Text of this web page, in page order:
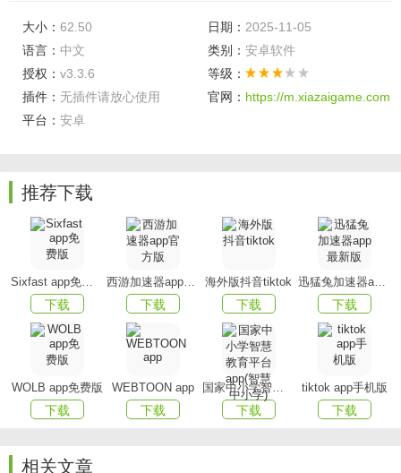
松办结；服务网点随心查，去哪办一键可知
便民资讯
：发布玉环市民卡官方资讯，通知快讯早知
道，便民服务早享受
便民玉环最新版特色
车。
【便民服务】
提供城区公交、公共自行车网点查询、服
务网点查询等多种便民服务。
【市民卡充值】提供玉环市民卡的在线充值功能。
【公告】 提供政务信息、热点新闻等相关公告。
如何申请市民卡
可去市民卡服务中心及授权的银行、商场申请办理，以
下是市民卡办理流程：
大小： 62.50 日期： 2025-11-05
语言： 中文 类别： 安卓软件
授权： v3.3.6
等级：
插件： 无插件请放心使用 官网： https://m.xiazaigame.com
平台： 安卓
推荐下载
Sixfast app免费版
下载
西游加速器app官方版
下载
海外版抖音tiktok
下载
迅猛兔加速器app最新版
下载
WOLB app免费版
下载
WEBTOON app
下载
国家中小学智慧教育平台app(智慧中小学)
下载
tiktok app手机版
下载
相关文章